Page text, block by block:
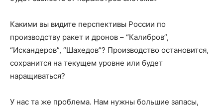
Какими вы видите перспективы России по
производству ракет и дронов – “Калибров”,
“Искандеров”, “Шахедов”? Производство остановится,
сохранится на текущем уровне или будет
наращиваться?
У нас та же проблема. Нам нужны большие запасы,